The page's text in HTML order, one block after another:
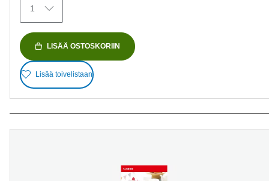
1
LISÄÄ OSTOSKORIIN
Lisää toivelistaan